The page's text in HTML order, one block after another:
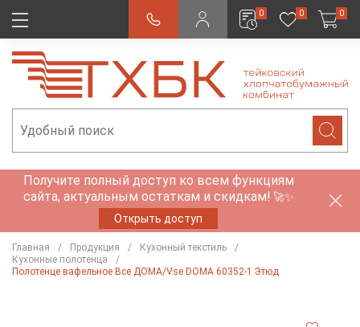
0 0 0
Получите полный доступ ко всем функциям
сайта, актуальным остаткам и скидкам! 🚀✨
Открыть доступ
Главная Продукция
Кухонный текстиль
Кухонные полотенца
Полотенце вафельное Все ДОМА/Vse DOMA 60352-1 Этюд